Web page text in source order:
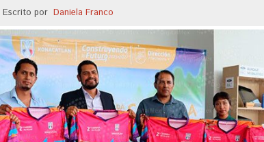
Escrito por Daniela Franco